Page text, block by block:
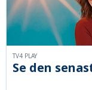
Se den
TV4 PLAY